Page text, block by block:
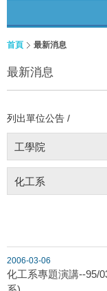
首頁 最新消息
最新消息
列出單位公告 /
工學院
化工系
2006-03-06
化工系專題演講--95/